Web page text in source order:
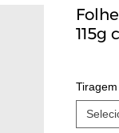
115g
Tiragem